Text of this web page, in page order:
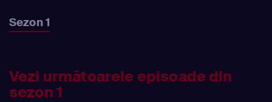
Sezon 1
Vezi următoarele episoade din
sezon 1